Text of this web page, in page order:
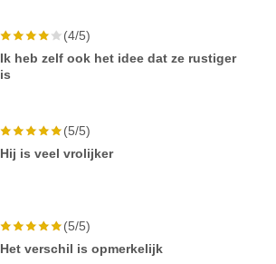
(4/5)
Ik heb zelf ook het idee dat ze rustiger
is
(5/5)
Hij is veel vrolijker
(5/5)
Het verschil is opmerkelijk